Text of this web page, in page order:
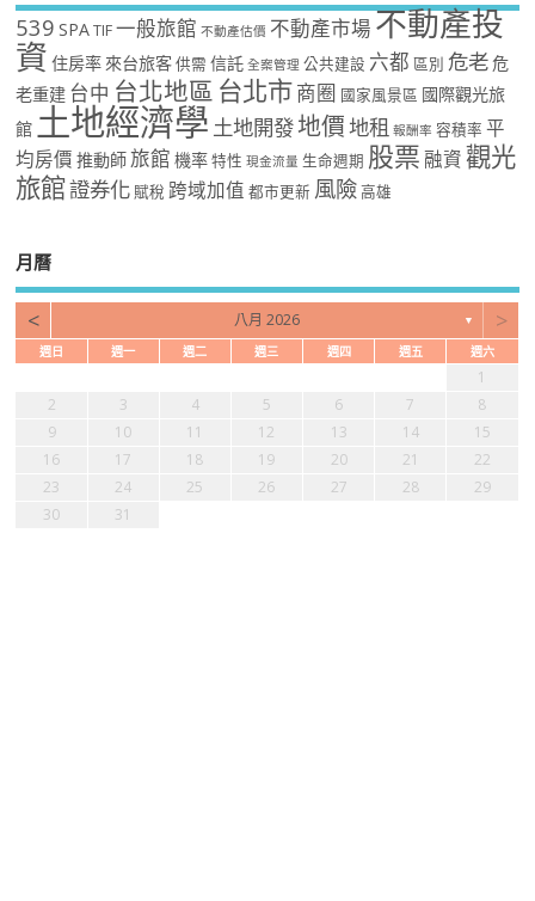
539 SPA TIF 一般旅館 不動產估價 不動產市場不動產投
資 住房率 來台旅客 供需 信託 全案管理 公共建設 六都 區別 危老危
老重建 台中 台北地區 台北市商圈 國家風景區 國際觀光旅
館 土地經濟學 土地開發地價地租 報酬率 容積率 平
均房價 推動師旅館 機率 特性 現金流量 生命週期 股票 融資 觀光
旅館證券化 賦稅 跨域加值 都市更新 風險 高雄
月曆
< 八月 2026 ▼ >
週日 週一 週二 週三 週四 週五 週六
1
2
3 4 5 6 7
8
9
10 11 12 13 14
15
16
17 18 19 20 21
22
23
24 25 26 27 28
29
30
31